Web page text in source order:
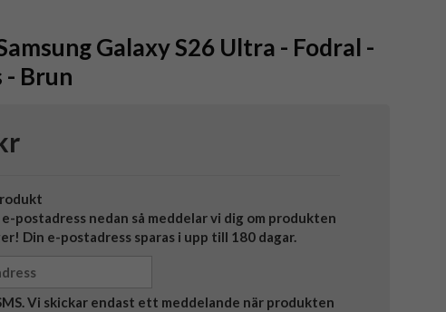
Galaxy S26 Ultra - Fodral -
- Brun
postadress nedan så meddelar vi dig om produkten
Din e-postadress sparas i upp till 180 dagar.
Vi skickar endast ett meddelande när produkten